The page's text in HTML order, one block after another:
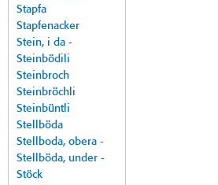
Stapfa
Stapfenacker
Stein, i da -
Steinbödili
Steinbroch
Steinbröchli
Steinbüntli
Stellböda
Stellboda, obera -
Stellböda, under -
Stöck